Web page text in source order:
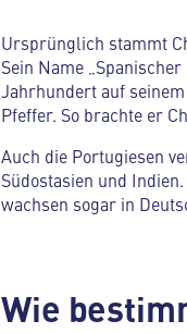
Ursprünglich stammt
Sein Name
Jahrhundert auf
Pfeffer. So brachte er
Auch die Portugiesen
Südostasien und
wachsen sogar in
Wie